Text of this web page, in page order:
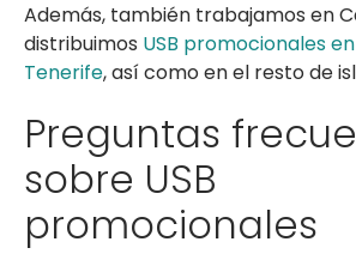
Además, también trabajamos en
distribuimos USB promocionales
Tenerife, así como en el resto de
Preguntas
sobre USB
promocionales